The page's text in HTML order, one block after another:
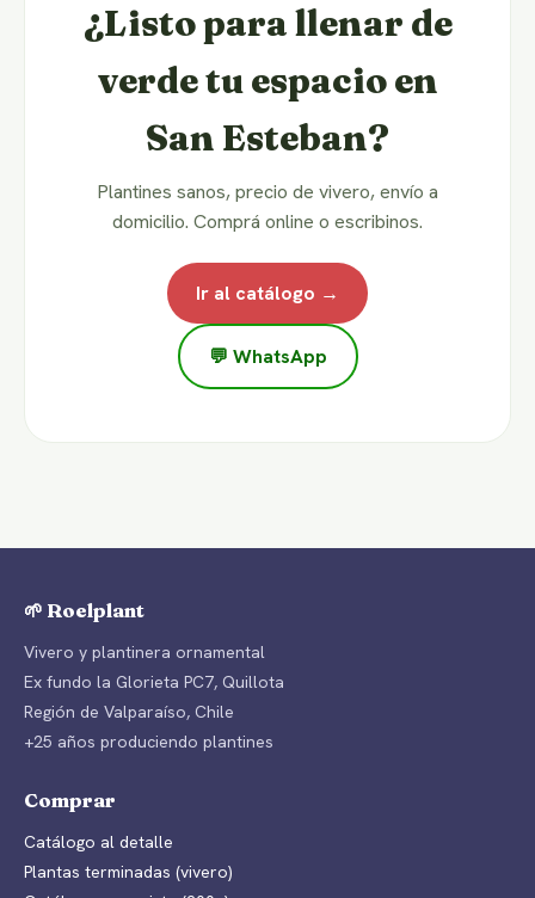
¿Listo para llenar de
verde tu espacio en
San Esteban?
Plantines sanos, precio de vivero, envío a
domicilio. Comprá online o escribinos.
Ir al catálogo →
💬 WhatsApp
🌱 Roelplant
Vivero y plantinera ornamental
Ex fundo la Glorieta PC7, Quillota
Región de Valparaíso, Chile
+25 años produciendo plantines
Comprar
Catálogo al detalle
Plantas terminadas (vivero)